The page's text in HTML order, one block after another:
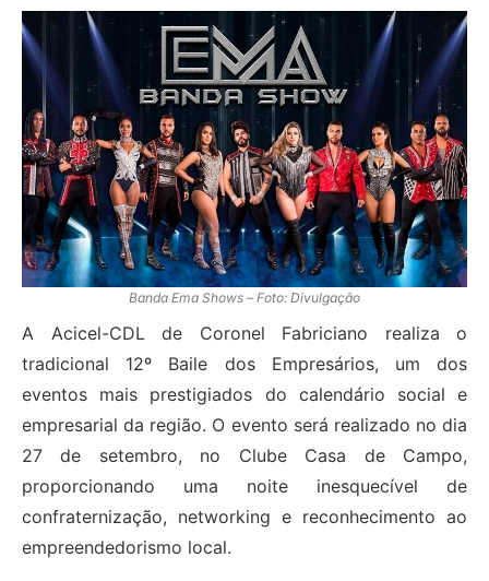
Banda Ema Shows – Foto: Divulgação
A Acicel-CDL de Coronel Fabriciano realiza o
tradicional 12º Baile dos Empresários, um dos
eventos mais prestigiados do calendário social e
empresarial da região. O evento será realizado no dia
27 de setembro, no Clube Casa de Campo,
proporcionando uma noite inesquecível de
confraternização, networking e reconhecimento ao
empreendedorismo local.